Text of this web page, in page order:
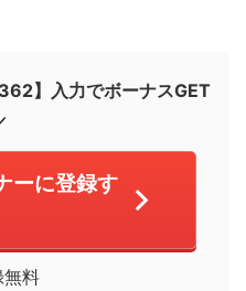
】入力でボーナスGET
ーに登録す
無料